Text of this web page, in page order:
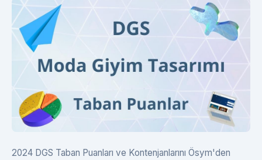
2024 DGS Taban Puanları ve Kontenjanlarını Ösym'den